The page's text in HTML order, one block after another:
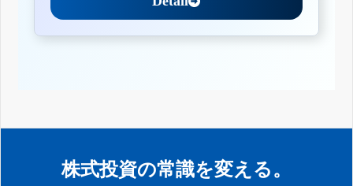
株式投資の常識を変える。